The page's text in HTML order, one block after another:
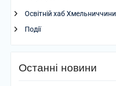
Освітній хаб Хмельниччини
Події
Останні новини